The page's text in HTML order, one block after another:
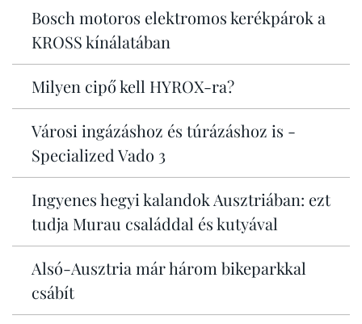
Bosch motoros elektromos kerékpárok a
KROSS kínálatában
Milyen cipő kell HYROX-ra?
Városi ingázáshoz és túrázáshoz is -
Specialized Vado 3
Ingyenes hegyi kalandok Ausztriában: ezt
tudja Murau családdal és kutyával
Alsó-Ausztria már három bikeparkkal
csábít